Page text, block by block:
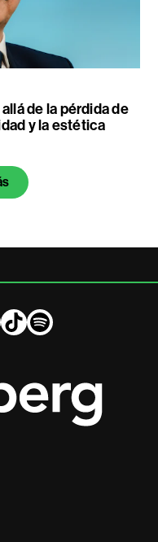
de la pérdida de
y la estética